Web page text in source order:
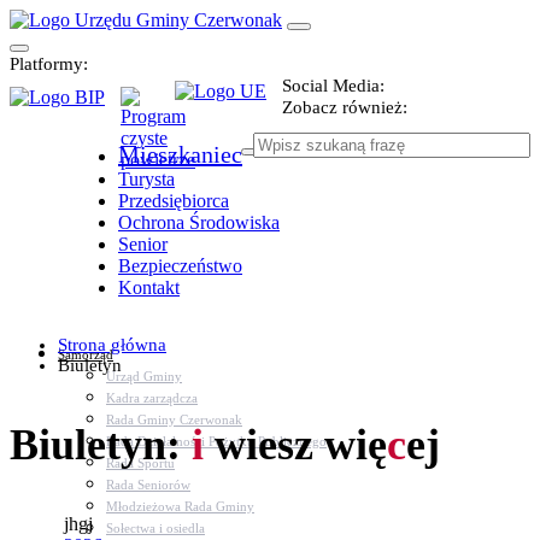
Platformy:
Social Media:
Zobacz również:
Mieszkaniec
Turysta
Przedsiębiorca
Ochrona Środowiska
Senior
Bezpieczeństwo
Kontakt
Samorząd
Urząd Gminy
Kadra zarządcza
Rada Gminy Czerwonak
Rada Działalności Pożytku Publicznego
Rada Sportu
Rada Seniorów
Młodzieżowa Rada Gminy
Sołectwa i osiedla
Strona główna
Biuletyn
Biuletyn:iwiesz więcej
jhgj